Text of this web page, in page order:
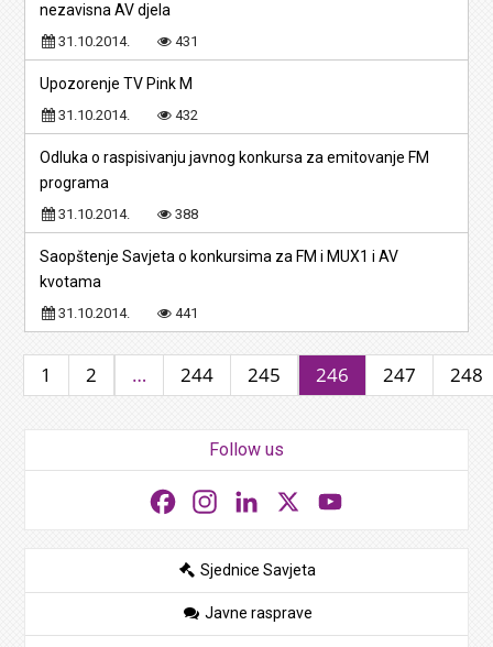
nezavisna AV djela
31.10.2014. 431
Upozorenje TV Pink M
31.10.2014. 432
Odluka o raspisivanju javnog konkursa za emitovanje FM
programa
31.10.2014. 388
Saopštenje Savjeta o konkursima za FM i MUX1 i AV
kvotama
31.10.2014. 441
1 2 … 244 245 246 247 248
Follow us
FacebookInstagramLinkedIn
Sjednice Savjeta
Javne rasprave